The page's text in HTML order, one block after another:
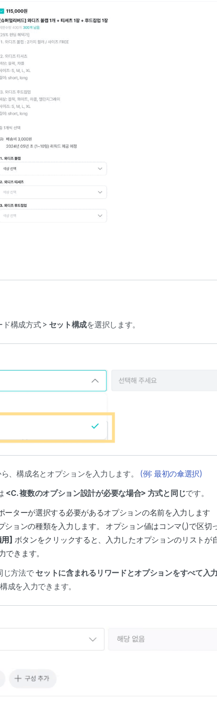
ド構成方式 > セット構成を選択します。
、構成名とオプションを入力します。 (例: 最初の傘選択)
<C. 複数のオプション設計が必要な場合> 方式と同じです。
ーターが選択する必要があるオプションの名前を入力します
ションの種類を入力します。 オプション値はコンマ(,)で区切
] ボタンをクリックすると、入力したオプションのリストが
できます。
じ方法で セットに含まれるリワードとオプションをすべて入
成を入力できます。